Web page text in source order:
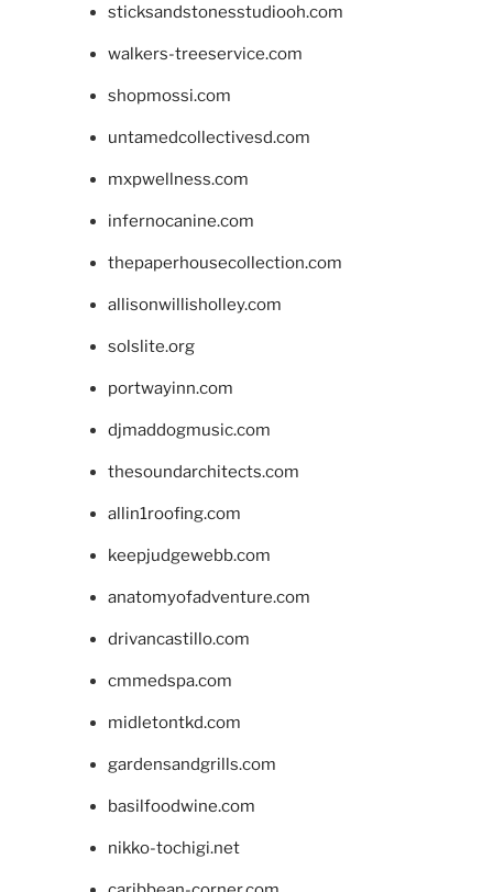
sticksandstonesstudiooh.com
walkers-treeservice.com
shopmossi.com
untamedcollectivesd.com
mxpwellness.com
infernocanine.com
thepaperhousecollection.com
allisonwillisholley.com
solslite.org
portwayinn.com
djmaddogmusic.com
thesoundarchitects.com
allin1roofing.com
keepjudgewebb.com
anatomyofadventure.com
drivancastillo.com
cmmedspa.com
midletontkd.com
gardensandgrills.com
basilfoodwine.com
nikko-tochigi.net